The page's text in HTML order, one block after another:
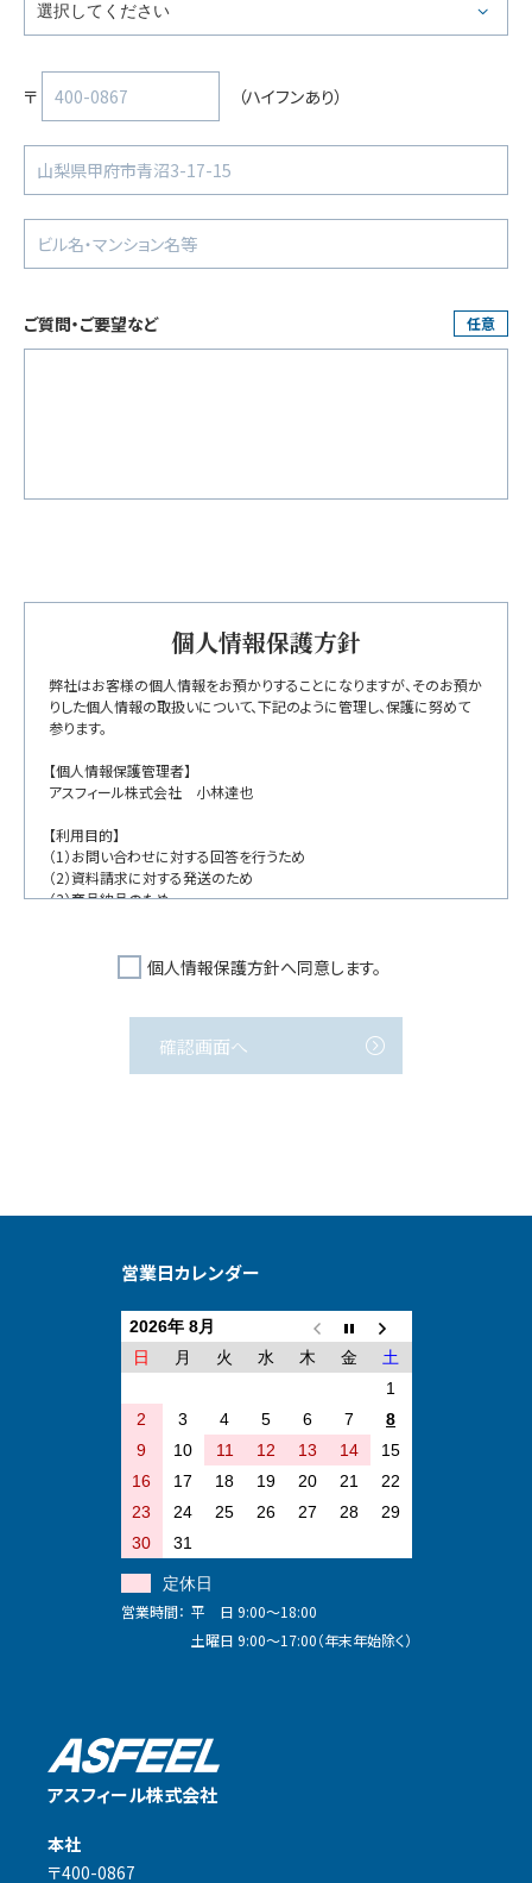
〒 （ハイフンあり）
ご質問・ご要望など 任意
個人情報保護方針
弊社はお客様の個人情報をお預かりすることになりますが、そのお預か
りした個人情報の取扱いについて、下記のように管理し、保護に努めて
参ります。
【個人情報保護管理者】
アスフィール株式会社 小林達也
【利用目的】
（1）お問い合わせに対する回答を行うため
（2）資料請求に対する発送のため
（3）商品納品のため
【第三者への提供】
官公庁等から法的な手続きにより 個人情報について開示が求められた
場合は、関係法令に反しない範囲において、お客様の 同意なく個人情報
められる委託先を選定し、契約等において個人情報の適正管理・機密保
切な管理を実施させます。
お客様が弊社に対して個人情報を提供することは任意です。但し、個人
情報を提供されない場合には、弊社からの返信やサービスの提供ができ
ない場合がありますので、あらかじめご了承ください。
【個人情報の開示等】
お客様には、ご自身の個人情報に対する利用目的の通知、開示、内容の
訂正、追加又は 削除、利用の停止、消去及び第三者への提供の停止を
求める権利があります。必要な場合 には、下記の窓口まで連絡くださ
アスフィール株式会社 個人情報保護管理推進事務局 個人情報相
〒400-0867 山梨県甲府市青沼3-17-15
■TEL：055-233-1141 ■FAX：055-233-1142
■E-mail： info@asfeel.jp
個人情報保護方針へ同意します。
アスフィール株式会社
本社
〒400-0867
営業日カレンダー
2026年 8月
日
月 火 水 木 金
土
1
2
3 4 5 6 7
8
9
10 11 12 13 14
15
16
17 18 19 20 21
22
23
24 25 26 27 28
29
30
31
定休日
営業時間： 平 日 9:00～18:00
土曜日 9:00～17:00（年末年始除く）